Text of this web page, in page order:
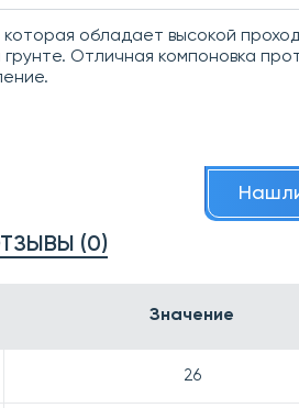
обладает высокой
грунте. Отличная компоновка
(0)
Значение
26